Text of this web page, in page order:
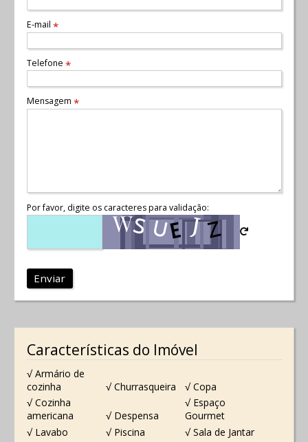
E-mail *
Telefone *
Mensagem *
Por favor, digite os caracteres para validação:
Enviar
Características do Imóvel
√ Armário de
cozinha
√ Churrasqueira
√ Copa
√ Cozinha
americana
√ Despensa
√ Espaço
Gourmet
√ Lavabo
√ Piscina √ Sala de Jantar